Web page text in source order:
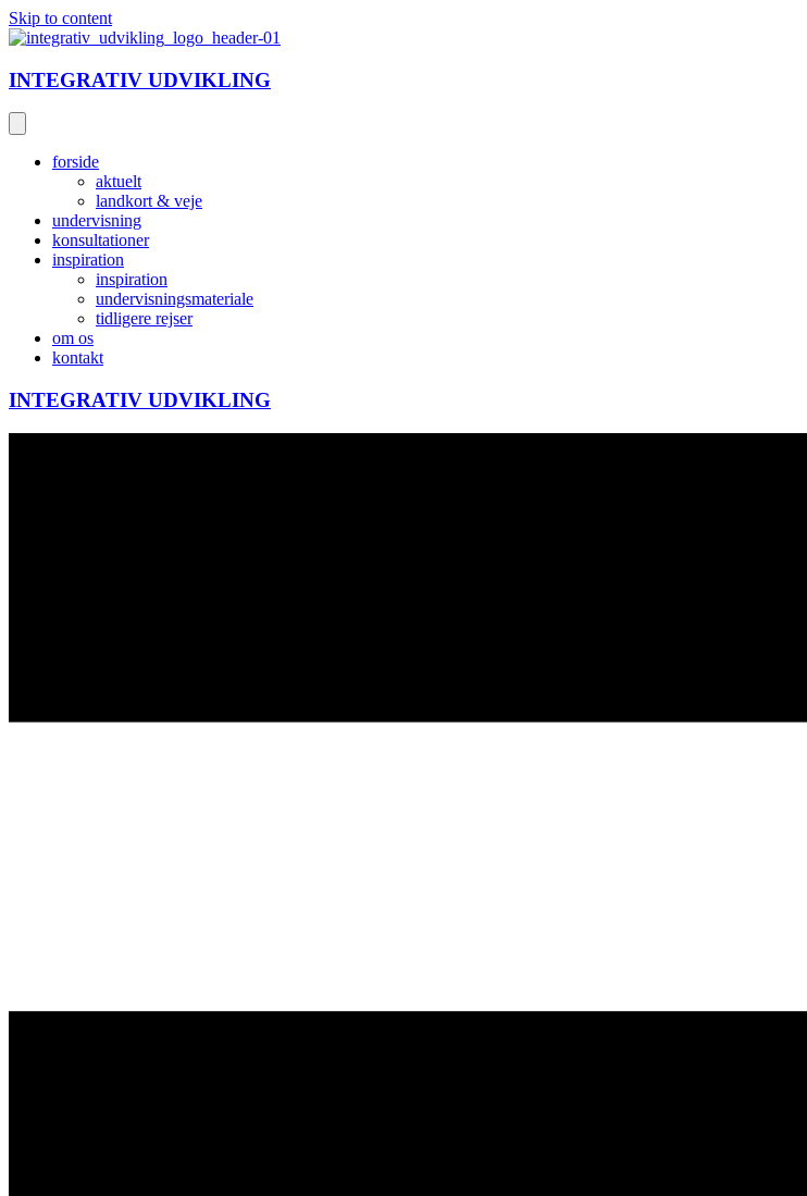
Skip to content
INTEGRATIV UDVIKLING
forside
aktuelt
landkort & veje
undervisning
konsultationer
inspiration
inspiration
undervisningsmateriale
tidligere rejser
om os
kontakt
INTEGRATIV UDVIKLING